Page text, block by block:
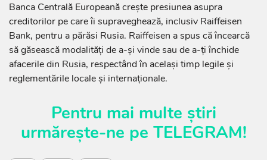
Banca Centrală Europeană crește presiunea asupra
creditorilor pe care îi supraveghează, inclusiv Raiffeisen
Bank, pentru a părăsi Rusia. Raiffeisen a spus că încearcă
să găsească modalități de a-și vinde sau de a-ți închide
afacerile din Rusia, respectând în același timp legile și
reglementările locale și internaționale.
Pentru mai multe știri
urmărește-ne pe TELEGRAM!